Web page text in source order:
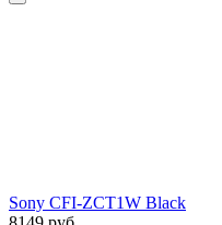
Sony CFI-ZCT1W Black